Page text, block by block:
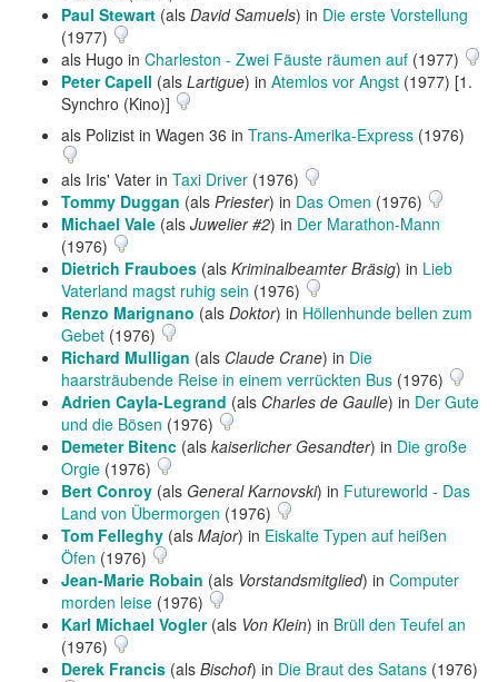
Paul Stewart (als David Samuels) in Die erste Vorstellung
(1977)
als Hugo in Charleston - Zwei Fäuste räumen auf (1977)
Peter Capell (als Lartigue) in Atemlos vor Angst (1977) [1.
Synchro (Kino)]
als Polizist in Wagen 36 in Trans-Amerika-Express (1976)
als Iris' Vater in Taxi Driver (1976)
Tommy Duggan (als Priester) in Das Omen (1976)
Michael Vale (als Juwelier #2) in Der Marathon-Mann
(1976)
Dietrich Frauboes (als Kriminalbeamter Bräsig) in Lieb
Vaterland magst ruhig sein (1976)
Renzo Marignano (als Doktor) in Höllenhunde bellen zum
Gebet (1976)
Richard Mulligan (als Claude Crane) in Die
haarsträubende Reise in einem verrückten Bus (1976)
Adrien Cayla-Legrand (als Charles de Gaulle) in Der Gute
und die Bösen (1976)
Demeter Bitenc (als kaiserlicher Gesandter) in Die große
Orgie (1976)
Bert Conroy (als General Karnovski) in Futureworld - Das
Land von Übermorgen (1976)
Tom Felleghy (als Major) in Eiskalte Typen auf heißen
Öfen (1976)
Jean-Marie Robain (als Vorstandsmitglied) in Computer
morden leise (1976)
Karl Michael Vogler(als Von Klein) in Brüll den Teufel an
(1976)
Derek Francis (als Bischof) in Die Braut des Satans (1976)